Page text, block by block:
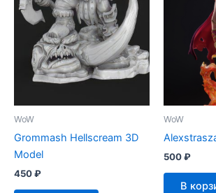
WoW
Grommash Hellscream 3D
Model
450₽
WoW
500₽
В